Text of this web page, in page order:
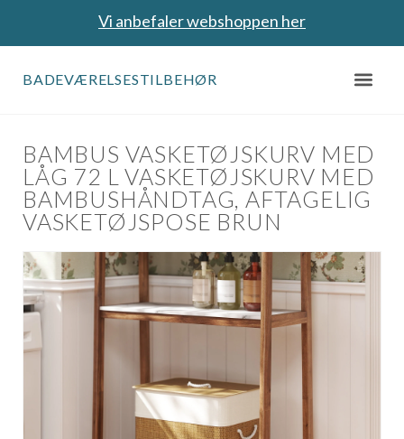
Vi anbefaler webshoppen her
BADEVÆRELSESTILBEHØR
BAMBUS VASKETØJSKURV MED
LÅG 72 L VASKETØJSKURV MED
BAMBUSHÅNDTAG, AFTAGELIG
VASKETØJSPOSE BRUN